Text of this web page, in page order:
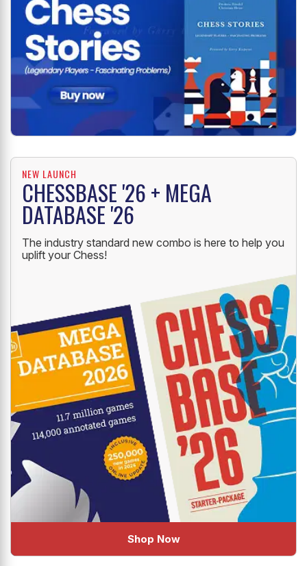
NEW LAUNCH
CHESSBASE '26 + MEGA
DATABASE '26
The industry standard new combo is here to help you
uplift your Chess!
Shop Now